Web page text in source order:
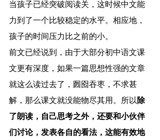
当孩子已经突破阅读关，这时候中文能
力到了一个比较稳定的水平。相应地，
孩子的时间压力比之前的小。
前文已经说到，由于大部分初中语文课
文更有深度，如果一篇思想性强的文章
就这么读过去了，囫囵吞枣，不求甚
解，那么课文就没能物尽其用。所以除
了朗读，自己思考之外，还要和小伙伴
们讨论，发表各自的看法，这能有效地